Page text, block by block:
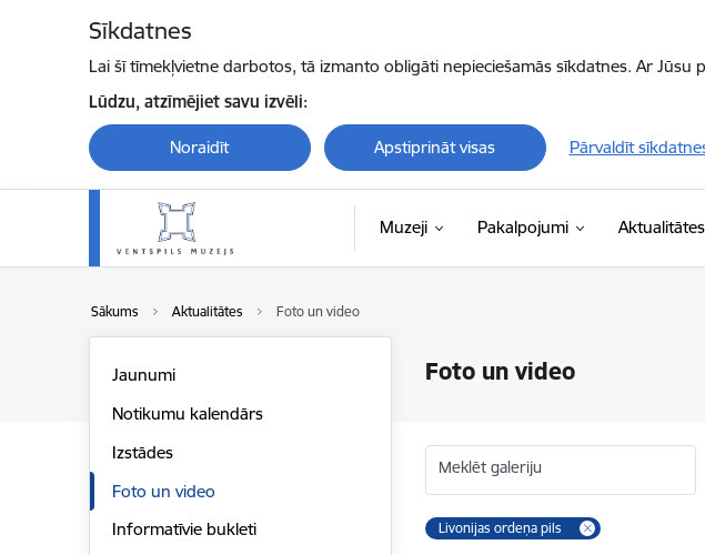
Sīkdatnes
Lai šī tīmekļvietne darbotos, tā izmanto obligāti nepieciešamās sīkdatnes. Ar
Lūdzu, atzīmējiet savu izvēli:
Noraidīt Apstiprināt visas Pārvaldīt
Muzeji Pakalpojumi Aktualitātes
Sākums Aktualitātes Foto un video
Foto un video
Jaunumi
Notikumu kalendārs
Izstādes
Foto un video
Informatīvie bukleti
Meklēt galeriju
Livonijas ordeņa pils